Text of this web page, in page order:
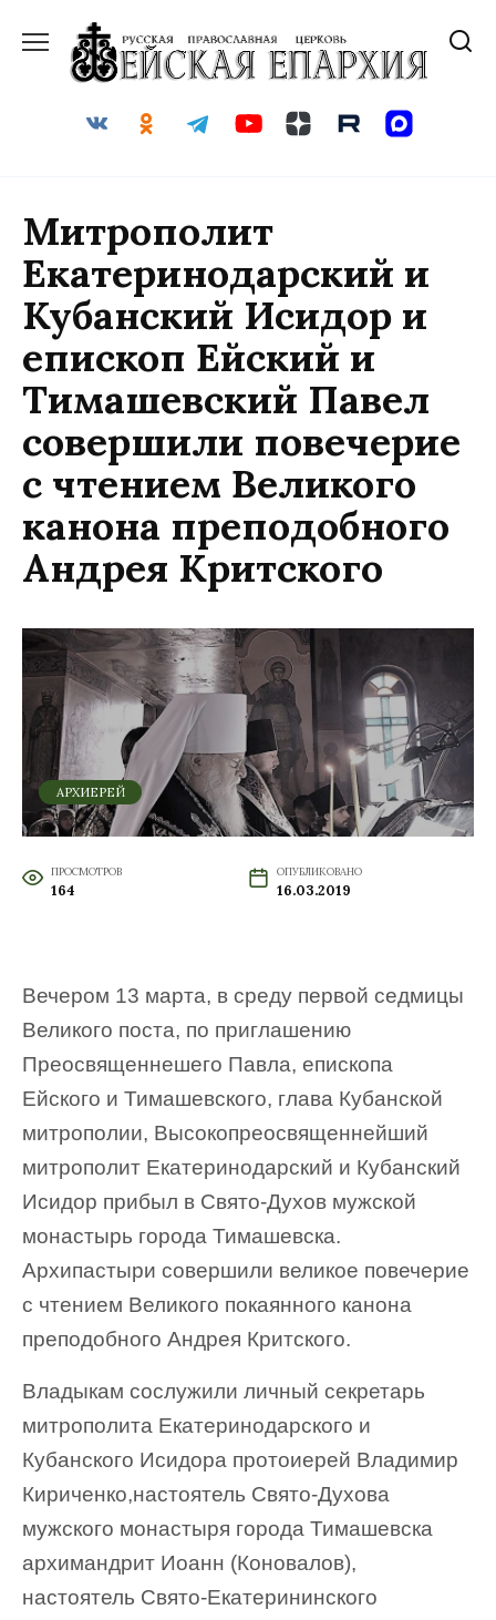
содержанию
Митрополит
Екатеринодарский и
Кубанский Исидор и
епископ Ейский и
Тимашевский Павел
совершили повечерие
с чтением Великого
канона преподобного
Андрея Критского
АРХИЕРЕЙ
ПРОСМОТРОВ
164
ОПУБЛИКОВАНО
16.03.2019
Вечером 13 марта, в среду первой седмицы
Великого поста, по приглашению
Преосвященнешего Павла, епископа
Ейского и Тимашевского, глава Кубанской
митрополии, Высокопреосвященнейший
митрополит Екатеринодарский и Кубанский
Исидор прибыл в Свято-Духов мужской
монастырь города Тимашевска.
Архипастыри совершили великое повечерие
с чтением Великого покаянного канона
преподобного Андрея Критского.
Владыкам сослужили личный секретарь
митрополита Екатеринодарского и
Кубанского Исидора протоиерей Владимир
Кириченко,настоятель Свято-Духова
мужского монастыря города Тимашевска
архимандрит Иоанн (Коновалов),
настоятель Свято-Екатерининского